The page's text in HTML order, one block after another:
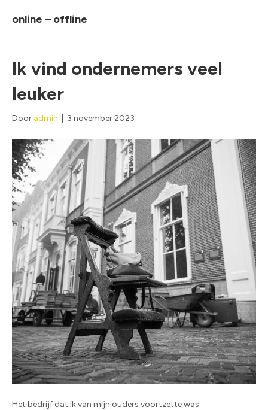
online – offline
Ik vind ondernemers veel
leuker
Door admin 3 november 2023
Het bedrijf dat ik van mijn ouders voortzette was